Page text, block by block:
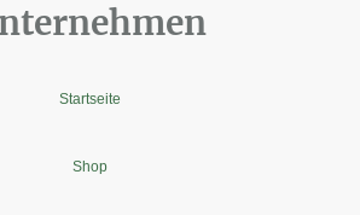
Startseite
Shop